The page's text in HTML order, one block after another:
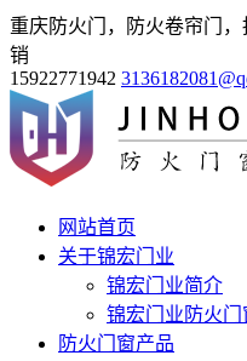
重庆防火门，防火卷帘门
销
15922771942
网站首页
关于锦宏门业
锦宏门业简介
锦宏门业防火
防火门窗产品